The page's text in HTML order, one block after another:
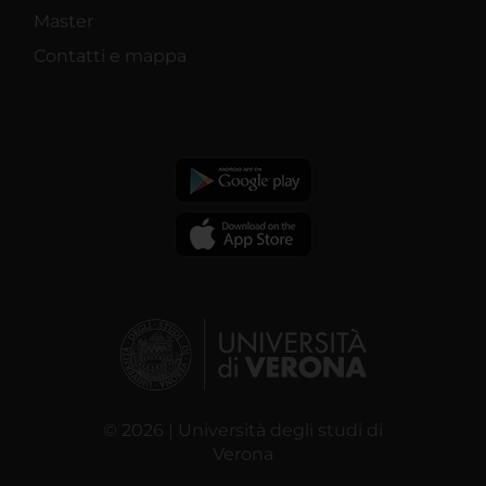
Master
Contatti e mappa
© 2026 | Università degli studi di
Verona